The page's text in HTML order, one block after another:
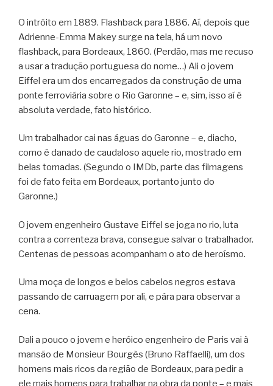
O intróito em 1889. Flashback para 1886. Aí, depois que
Adrienne-Emma Makey surge na tela, há um novo
flashback, para Bordeaux, 1860. (Perdão, mas me recuso
a usar a tradução portuguesa do nome…) Ali o jovem
Eiffel era um dos encarregados da construção de uma
ponte ferroviária sobre o Rio Garonne – e, sim, isso aí é
absoluta verdade, fato histórico.
Um trabalhador cai nas águas do Garonne – e, diacho,
como é danado de caudaloso aquele rio, mostrado em
belas tomadas. (Segundo o IMDb, parte das filmagens
foi de fato feita em Bordeaux, portanto junto do
Garonne.)
O jovem engenheiro Gustave Eiffel se joga no rio, luta
contra a correnteza brava, consegue salvar o trabalhador.
Centenas de pessoas acompanham o ato de heroísmo.
Uma moça de longos e belos cabelos negros estava
passando de carruagem por ali, e pára para observar a
cena.
Dali a pouco o jovem e heróico engenheiro de Paris vai à
mansão de Monsieur Bourgès (Bruno Raffaelli), um dos
homens mais ricos da região de Bordeaux, para pedir a
ele mais homens para trabalhar na obra da ponte – e mais